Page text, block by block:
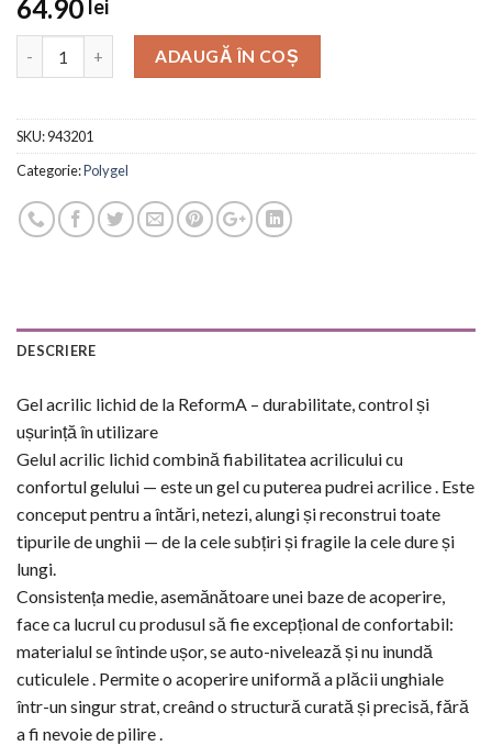
64.90 lei
ADAUGĂ ÎN COȘ
SKU:943201
Categorie:Polygel
DESCRIERE
Gel acrilic lichid de la ReformA – durabilitate, control și
ușurință în utilizare
Gelul acrilic lichid combină fiabilitatea acrilicului cu
confortul gelului — este un gel cu puterea pudrei acrilice . Este
conceput pentru a întări, netezi, alungi și reconstrui toate
tipurile de unghii — de la cele subțiri și fragile la cele dure și
lungi.
Consistența medie, asemănătoare unei baze de acoperire,
face ca lucrul cu produsul să fie excepțional de confortabil:
materialul se întinde ușor, se auto-nivelează și nu inundă
cuticulele . Permite o acoperire uniformă a plăcii unghiale
într-un singur strat, creând o structură curată și precisă, fără
a fi nevoie de pilire .